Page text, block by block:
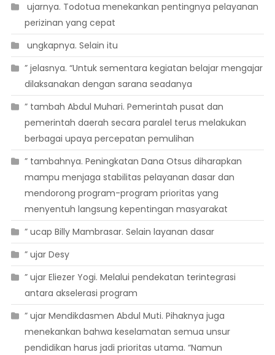
 ujarnya. Todotua menekankan pentingnya pelayanan
perizinan yang cepat
 ungkapnya. Selain itu
” jelasnya. “Untuk sementara kegiatan belajar mengajar
dilaksanakan dengan sarana seadanya
” tambah Abdul Muhari. Pemerintah pusat dan
pemerintah daerah secara paralel terus melakukan
berbagai upaya percepatan pemulihan
” tambahnya. Peningkatan Dana Otsus diharapkan
mampu menjaga stabilitas pelayanan dasar dan
mendorong program-program prioritas yang
menyentuh langsung kepentingan masyarakat
” ucap Billy Mambrasar. Selain layanan dasar
” ujar Desy
” ujar Eliezer Yogi. Melalui pendekatan terintegrasi
antara akselerasi program
” ujar Mendikdasmen Abdul Muti. Pihaknya juga
menekankan bahwa keselamatan semua unsur
pendidikan harus jadi prioritas utama. “Namun